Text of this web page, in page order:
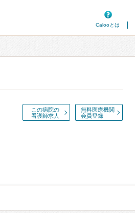
Calooとは
この病院の
看護師求人
無料医療機関
会員登録